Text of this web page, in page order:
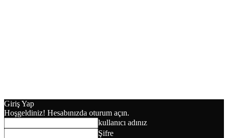
Giriş Yap
Hoşgeldiniz! Hesabınızda oturum açın.
kullanıcı adınız
Şifre